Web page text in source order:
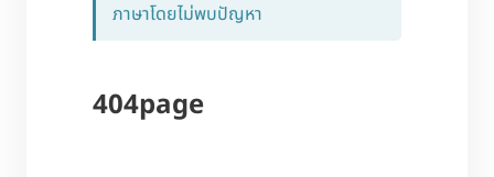
ภาษาโดยไม่พบปัญหา
404page